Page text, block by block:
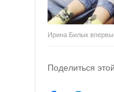
Ирина Билык
Поделиться